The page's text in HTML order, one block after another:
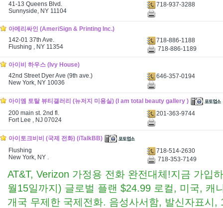
41-13 Queens Blvd.
Sunnyside, NY 11104
718-937-3288
아메리싸인 (AmeriSign & Printing Inc.)
142-01 37th Ave.
Flushing , NY 11354
718-886-1188
718-886-1189
아이비 하우스 (Ivy House)
42nd Street Dyer Ave (9th ave.)
New York, NY 10036
646-357-0194
아이엠 토탈 뷰티갤러리 (뉴저지 미용실) (I am total beauty gallery )
200 main st. 2nd fl.
Fort Lee , NJ 07024
201-363-9744
아이토크비비 (국제 전화) (iTalkBB)
Flushing
New York, NY .
718-514-2630
718-353-7149
AT&T, Verizon 가정용 전화 완전대체!지금 가입
월15일까지) 글로벌 플랜 $24.99 로컬, 미국, 캐
개국 무제한 국제전화. 음성사서함, 발신자표시,